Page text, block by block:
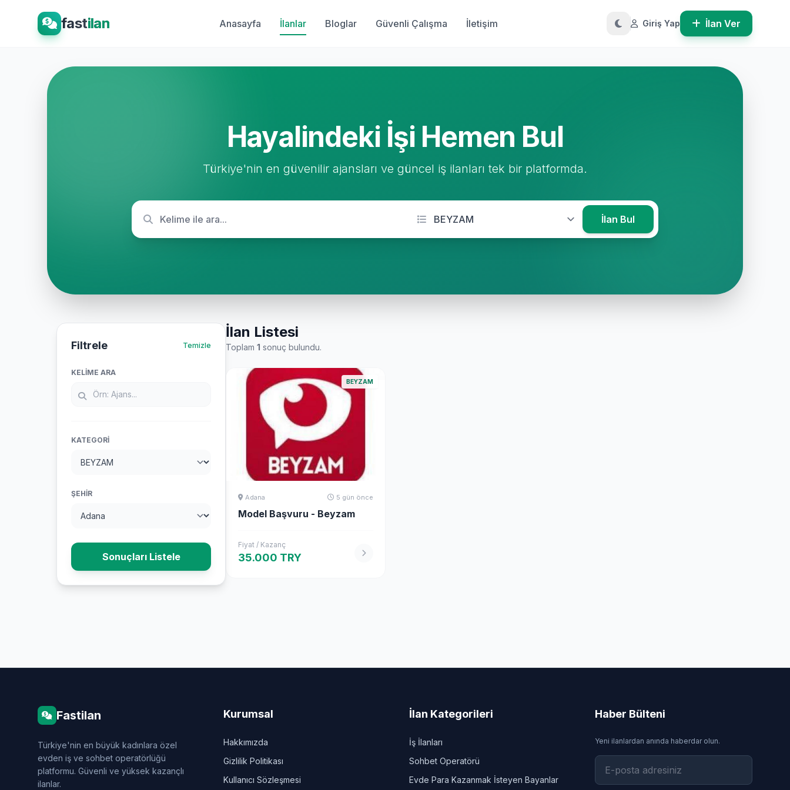
fastilan Anasayfa İlanlar Bloglar Güvenli Çalışma İletişim Giriş Yap İlan Ver
Hayalindeki İşi Hemen Bul
Türkiye'nin en güvenilir ajansları ve güncel iş ilanları tek bir platformda.
İlan Bul
Filtrele Temizle
KELIME ARA
KATEGORI
ŞEHIR
Sonuçları Listele
İlan Listesi
Toplam 1 sonuç bulundu.
BEYZAM
Adana 5 gün önce
Model Başvuru - Beyzam
Fiyat / Kazanç
35.000 TRY
Fastilan
Türkiye'nin en büyük kadınlara özel
evden iş ve sohbet operatörlüğü
platformu. Güvenli ve yüksek kazançlı
ilanlar.
Kurumsal
Hakkımızda
Gizlilik Politikası
Kullanıcı Sözleşmesi
İlan Kategorileri
İş İlanları
Sohbet Operatörü
Evde Para Kazanmak İsteyen Bayanlar
Haber Bülteni
Yeni ilanlardan anında haberdar olun.